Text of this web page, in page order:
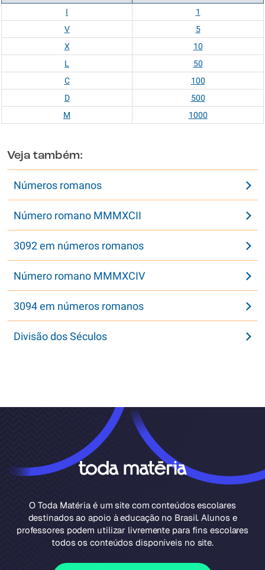
I
1
V
5
X
10
L
50
C
100
D
500
M
1000
Veja também:
Números romanos
Número romano MMMXCII
3092 em números romanos
Número romano MMMXCIV
3094 em números romanos
Divisão dos Séculos
O Toda Matéria é um site com conteúdos escolares
destinados ao apoio à educação no Brasil. Alunos e
professores podem utilizar livremente para fins escolares
todos os conteúdos disponíveis no site.